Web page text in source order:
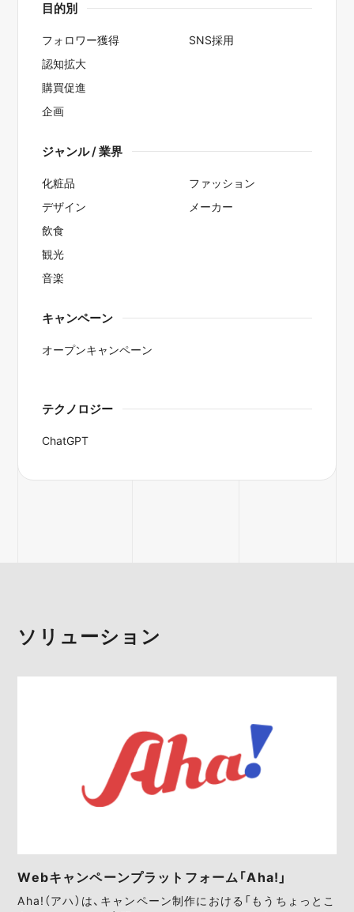
目的別
フォロワー獲得
認知拡大
購買促進
企画
SNS採用
ジャンル / 業界
化粧品
デザイン
飲食
観光
音楽
ファッション
メーカー
キャンペーン
オープンキャンペーン
テクノロジー
ChatGPT
ソリューション
Webキャンペーンプラットフォーム「Aha!」
Aha!（アハ）は、キャンペーン制作における「もうちょっとこ